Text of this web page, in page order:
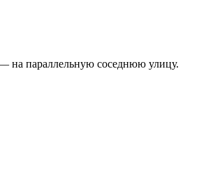
на параллельную соседнюю улицу.